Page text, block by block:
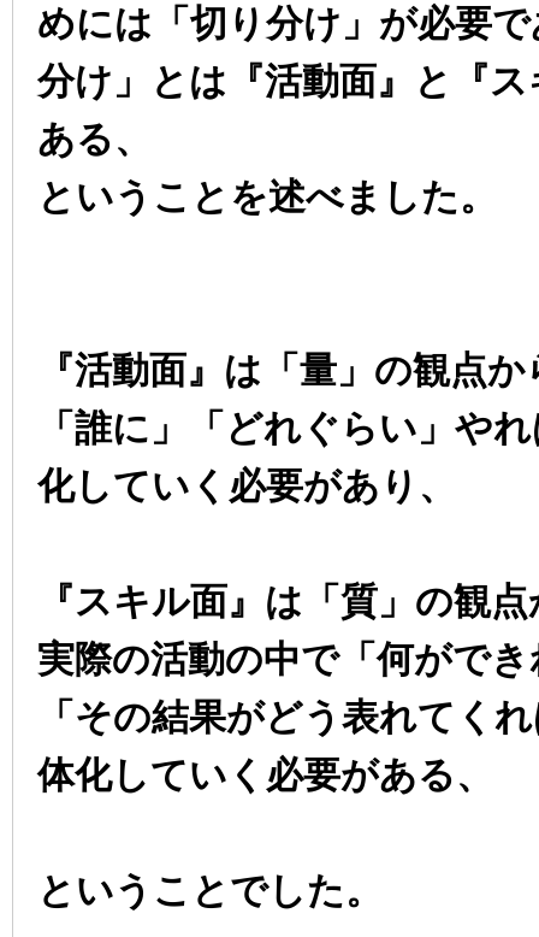
めには「切り分け」が必要
分け」とは『活動面』と『
ある、
ということを述べました。
『活動面』は「量」の観点か
「誰に」「どれぐらい」や
化していく必要があり、
『スキル面』は「質」の観
実際の活動の中で「何がで
「その結果がどう表れてく
体化していく必要がある、
ということでした。